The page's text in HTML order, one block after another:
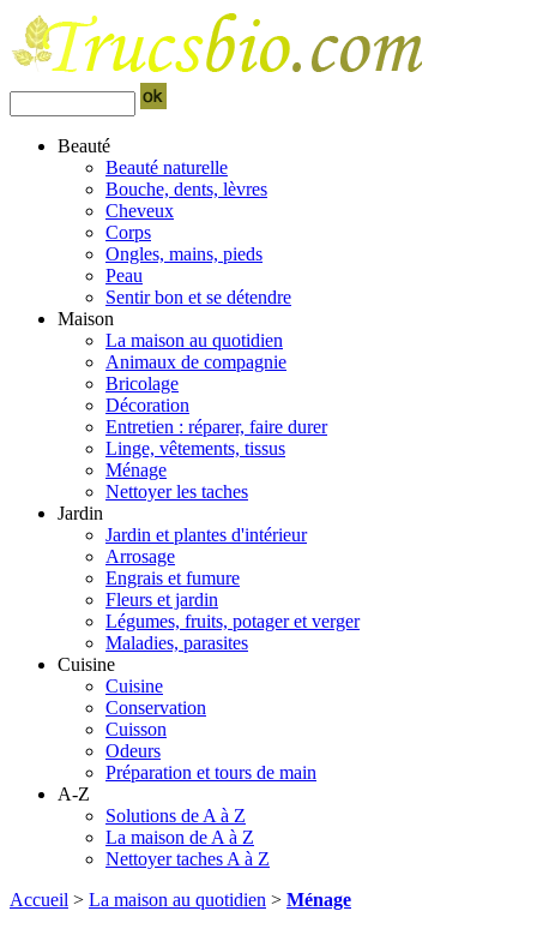
Beauté
Beauté naturelle
Bouche, dents, lèvres
Cheveux
Corps
Ongles, mains, pieds
Peau
Sentir bon et se détendre
Maison
La maison au quotidien
Animaux de compagnie
Bricolage
Décoration
Entretien : réparer, faire durer
Linge, vêtements, tissus
Ménage
Nettoyer les taches
Jardin
Jardin et plantes d'intérieur
Arrosage
Engrais et fumure
Fleurs et jardin
Légumes, fruits, potager et verger
Maladies, parasites
Cuisine
Cuisine
Conservation
Cuisson
Odeurs
Préparation et tours de main
A-Z
Solutions de A à Z
La maison de A à Z
Nettoyer taches A à Z
Accueil > La maison au quotidien > Ménage